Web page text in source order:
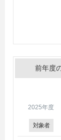
前年度
2025年度
対象者